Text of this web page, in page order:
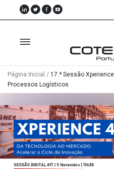
Nós
Associados
Recursos
Página Inicial / 17.ª Sessão
Processos Logísticos